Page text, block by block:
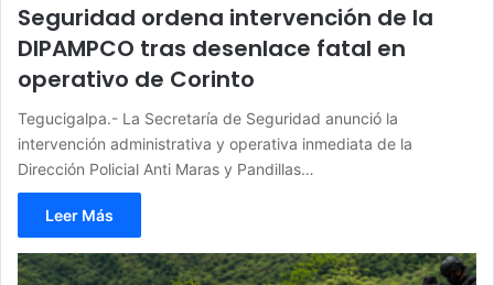
Seguridad ordena intervención de la
DIPAMPCO tras desenlace fatal en
operativo de Corinto
Tegucigalpa.- La Secretaría de Seguridad anunció la
intervención administrativa y operativa inmediata de la
Dirección Policial Anti Maras y Pandillas…
Leer Más